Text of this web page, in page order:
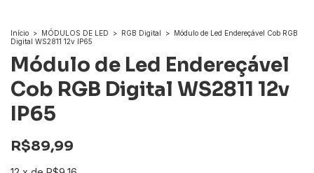
Início > MÓDULOS DE LED > RGB Digital > Módulo de Led Endereçável Cob RGB
Digital WS2811 12v IP65
Módulo de Led Endereçável
Cob RGB Digital WS2811 12v
IP65
R$89,99